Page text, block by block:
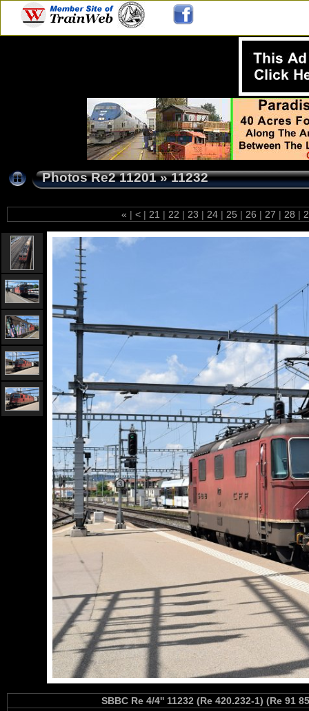
Photos Re2 11201»11232
« | < | 21 | 22 | 23 | 24 | 25 | 26 | 27 | 28 |
SBBC Re 4/4'' 11232 (Re 420.232-1) (Re 91